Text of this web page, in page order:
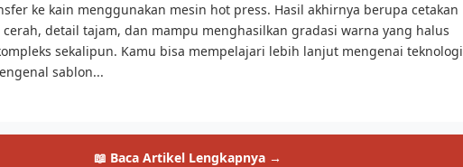
ke kain menggunakan mesin hot press. Hasil akhirnya berupa cetakan
detail tajam, dan mampu menghasilkan gradasi warna yang halus
sekalipun. Kamu bisa mempelajari lebih lanjut mengenai teknologi
sablon...
📖 Baca Artikel Lengkapnya →